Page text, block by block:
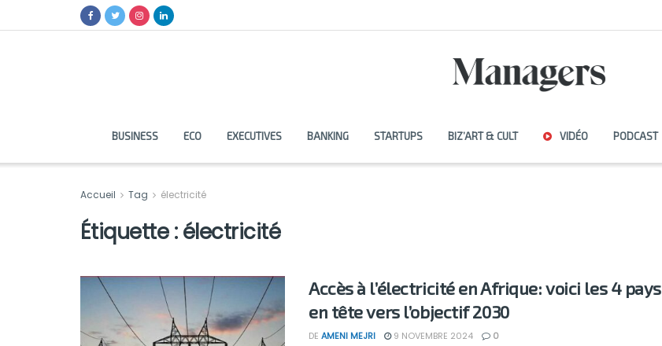
BUSINESS ECO EXECUTIVES BANKING STARTUPS BIZ’ART & CULT VIDÉO PODCAST
Accueil Tag électricité
Étiquette :électricité
Accès à l’électricité en Afrique: voici les 4 pays
en tête vers l’objectif 2030
DE AMENI MEJRI 9 NOVEMBRE 2024 0